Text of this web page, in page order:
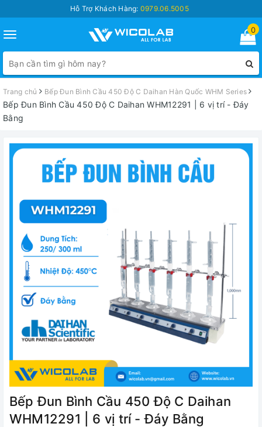
Hỗ Trợ Khách Hàng: 0979.06.5005
Toggle
navigation
0
Trang chủ Bếp Đun Bình Cầu 450 Độ C Daihan Hàn Quốc WHM Series
Bếp Đun Bình Cầu 450 Độ C Daihan WHM12291 | 6 vị trí - Đáy
Bằng
Bếp Đun Bình Cầu 450 Độ C Daihan
WHM12291 | 6 vị trí - Đáy Bằng